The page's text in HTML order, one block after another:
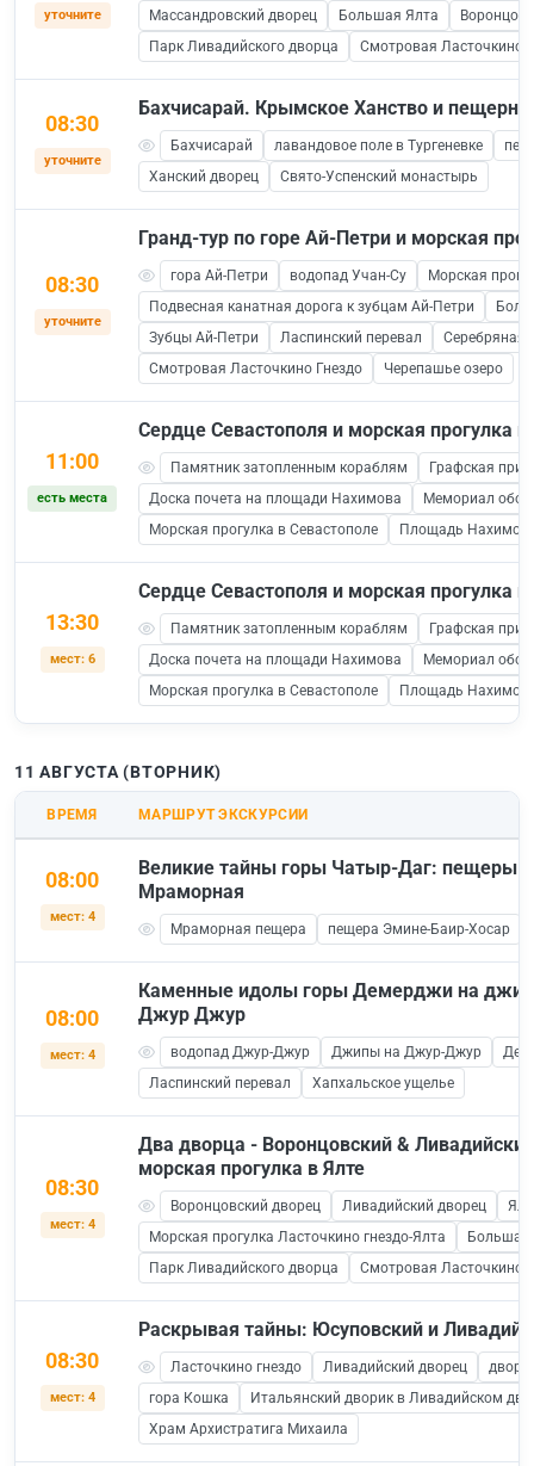
уточните Массандровский дворец Большая Ялта
Парк Ливадийского дворца
Смотровая Ласточкино
08:30
уточните
Бахчисарай. Крымское Ханство и
Бахчисарай лавандовое поле в Тургеневке
Ханский дворец
Свято-Успенский монастырь
08:30
уточните
Гранд-тур по горе Ай-Петри и морская
гора Ай-Петри водопад Учан-Су
Морская
Подвесная канатная дорога к зубцам Ай-Петри
Зубцы Ай-Петри
Ласпинский перевал
Серебряная
Смотровая Ласточкино Гнездо
Черепашье озеро
11:00
есть места
Сердце Севастополя и морская прогулка
Памятник затопленным кораблям
Графская
Доска почета на площади Нахимова
Мемориал
Морская прогулка в Севастополе
Площадь
13:30
мест: 6
Сердце Севастополя и морская прогулка
Памятник затопленным кораблям
Графская
Доска почета на площади Нахимова
Мемориал
Морская прогулка в Севастополе
Площадь
11 АВГУСТА (ВТОРНИК)
ВРЕМЯ МАРШРУТ ЭКСКУРСИИ
08:00
мест: 4
Великие тайны горы Чатыр-Даг: пещеры
Мраморная
Мраморная пещера пещера Эмине-Баир-Хосар
08:00
мест: 4
Каменные идолы горы Демерджи на
Джур Джур
водопад Джур-Джур Джипы на Джур-Джур
Ласпинский перевал
Хапхальское ущелье
08:30
мест: 4
Два дворца - Воронцовский &
морская прогулка в Ялте
Воронцовский дворец Ливадийский дворец
Морская прогулка Ласточкино гнездо-Ялта
Большая
Парк Ливадийского дворца
Смотровая Ласточкино
08:30
мест: 4
Раскрывая тайны: Юсуповский и
Ласточкино гнездо Ливадийский дворец
гора Кошка
Итальянский дворик в Ливадийском
Храм Архистратига Михаила